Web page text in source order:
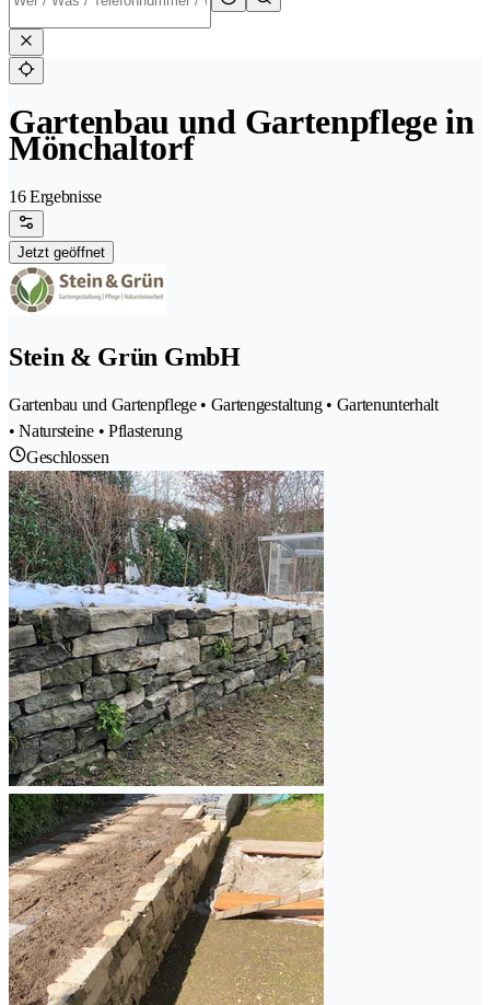
Gartenbau und Gartenpflege in
Mönchaltorf
16 Ergebnisse
Jetzt geöffnet
Stein & Grün GmbH
Gartenbau und Gartenpflege • Gartengestaltung • Gartenunterhalt
• Natursteine • Pflasterung
Geschlossen